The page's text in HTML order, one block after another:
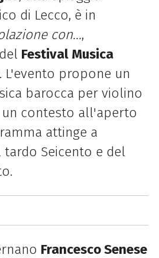
di Lecco, è in
con...,
Festival Musica
L'evento propone un
barocca per violino
un contesto all'aperto
attinge a
Seicento e del
Francesco Senese